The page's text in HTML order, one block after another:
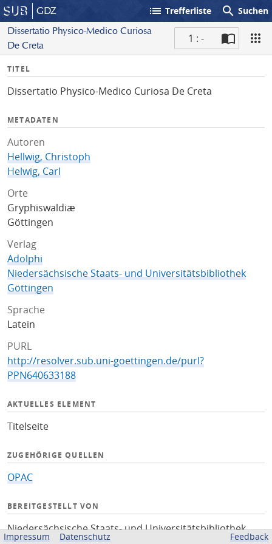
GDZ list Trefferliste search Suchen
Dissertatio Physico-Medico Curiosa
De Creta
1 : -
I
f
TITEL
Dissertatio Physico-Medico Curiosa De Creta
METADATEN
Autoren
Hellwig, Christoph
Helwig, Carl
Orte
Gryphiswaldiæ
Göttingen
Verlag
Adolphi
Niedersächsische Staats- und Universitätsbibliothek
Göttingen
Sprache
Latein
PURL
http://resolver.sub.uni-goettingen.de/purl?
PPN640633188
AKTUELLES ELEMENT
Titelseite
ZUGEHÖRIGE QUELLEN
OPAC
BEREITGESTELLT VON
Niedersächsische Staats- und Universitätsbibliothek
Impressum Datenschutz Feedback